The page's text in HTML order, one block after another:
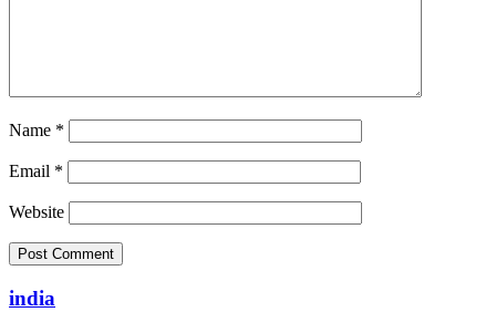
Name *
Email *
Website
india